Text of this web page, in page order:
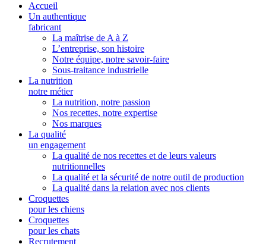
Accueil
Un authentique
fabricant
La maîtrise de A à Z
L’entreprise, son histoire
Notre équipe, notre savoir-faire
Sous-traitance industrielle
La nutrition
notre métier
La nutrition, notre passion
Nos recettes, notre expertise
Nos marques
La qualité
un engagement
La qualité de nos recettes et de leurs valeurs
nutritionnelles
La qualité et la sécurité de notre outil de production
La qualité dans la relation avec nos clients
Croquettes
pour les chiens
Croquettes
pour les chats
Recrutement